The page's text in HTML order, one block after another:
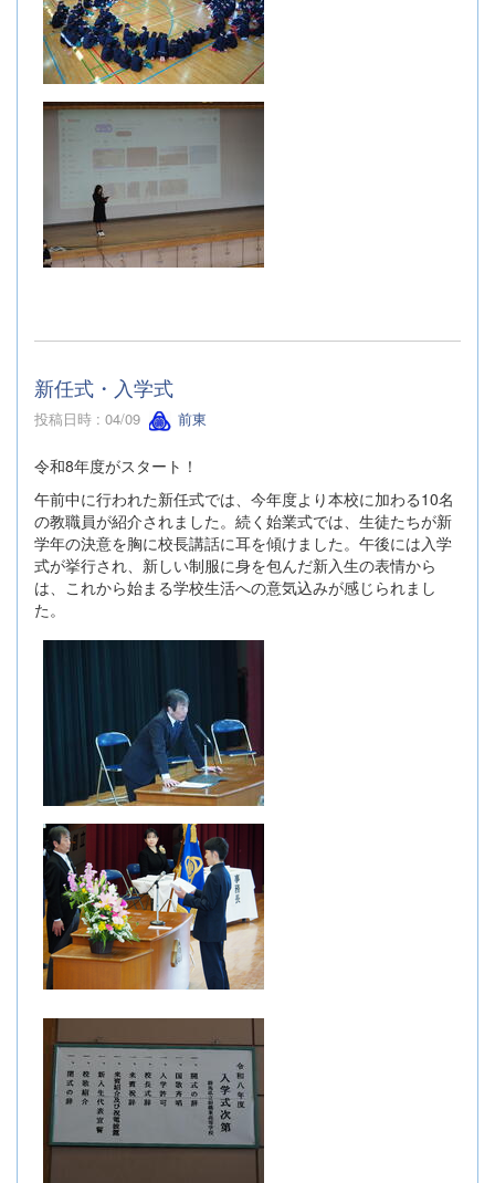
新任式・入学式
投稿日時 : 04/09 前東
令和8年度がスタート！
午前中に行われた新任式では、今年度より本校に加わる10名
の教職員が紹介されました。続く始業式では、生徒たちが新
学年の決意を胸に校長講話に耳を傾けました。午後には入学
式が挙行され、新しい制服に身を包んだ新入生の表情から
は、これから始まる学校生活への意気込みが感じられまし
た。